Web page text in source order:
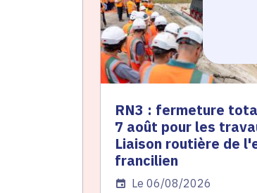
RN3 : fermeture
7 août pour les
Liaison routière de
francilien
Date de l'arrêté
Le 06/08/2026